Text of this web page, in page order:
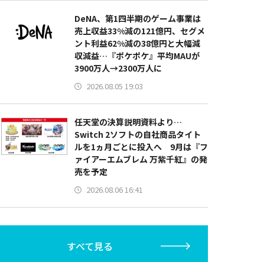
DeNA、第1四半期のゲーム事業は
売上収益33%減の121億円、セグメ
ント利益62%減の38億円と大幅減
収減益…『ポケポケ』平均MAUが
3900万人→2300万人に
2026.08.05 19:03
任天堂の決算説明資料より…
Switch 2ソフトの自社商品タイト
ルを1ヵ月ごとに投入へ 9月は『フ
ァイアーエムブレム 万紫千紅』の発
売を予定
2026.08.06 16:41
すべて見る